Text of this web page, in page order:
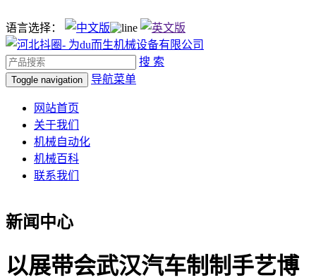
语言选择：
搜 索
Toggle navigation 导航菜单
网站首页
关于我们
机械自动化
机械百科
联系我们
新闻中心
以展带会武汉汽车制制手艺博